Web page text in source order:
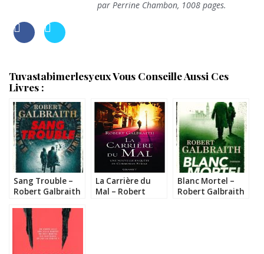
par Perrine Chambon, 1008 pages.
Tuvastabimerlesyeux Vous Conseille Aussi Ces
Livres :
Sang Trouble –
Robert Galbraith
La Carrière du
Mal – Robert
Blanc Mortel –
Robert Galbraith